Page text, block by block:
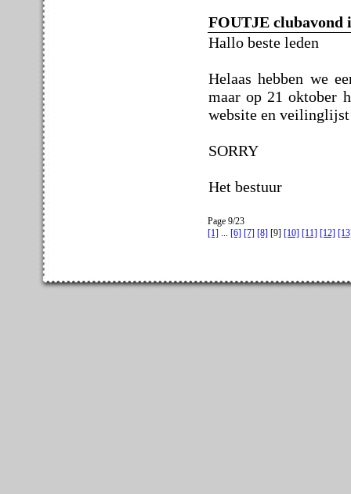
FOUTJE clubavond
Hallo beste leden
Helaas hebben we
maar op 21 oktober
website en veilinglijst
SORRY
Het bestuur
Page 9/23
[1]
[6] [7] [8] [9] [10] [11] [12]